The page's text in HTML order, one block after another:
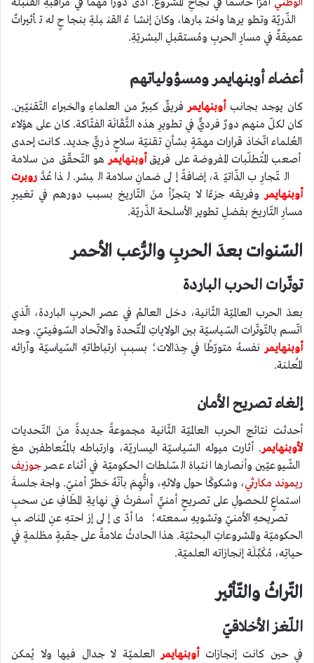
الذّريّة وتطويرها واختبارها، وكانَ إنشاءُ القنبلةِ بنجاحٍ له تأثيراتٌ
عميقةٌ في مسارِ الحربِ ومُستقبلِ البشريّةِ.
أعضاء أوبنهايمر ومسؤولياتهم
كان يوجد بجانب أوبنهايمر فريقٌ كبيرٌ من العلماءِ والخبراء التّقنيّين.
كان لكلّ منهم دورٌ فرديٌّ في تطويرِ هذه التَّقَانَة الفتّاكة. كان على هؤلاء
العُلماء اتّخاذ قرارات مهمّةٍ بشأنِ تقنيّة سلاحٍ ذريٍّ جديد. كانت إحدى
أصعب المُتطلّبات المفروضة على فريِق أوبنهايمر هو التّحقّق من سلامة
التّجارِب الذّاتيّة، إضافةً إلى ضمانِ سلامة البشر. لذا عُدَّ روبرت
أوبنهايمر وفريقه جزءًا لا يتجزّأ منَ التّاريخ بسبب دورهم في تغييرِ
مسارِ التّاريخ بفضلِ تطوير الأسلحة الذّريّة.
السّنوات بعدَ الحربِ والرُّعب الأحمر
توتّرات الحرب الباردة
بعدَ الحرب العالميّة الثّانية، دخل العالمُ في عصر الحربِ الباردة، الّذي
اتّسم بالتّوتّرات السّياسيّة بين الولاياتِ المُتّحدة والاتّحاد السّوفيتيّ. وجد
أوبنهايمر نفسهُ متورّطًا في جِدَالات؛ بسببِ ارتباطاتهِ السّياسيّة وآرائه
المُعلنة.
إلغاء تصريح الأمان
أحدثت نتائج الحرب العالميّة الثّانية مجموعةً جديدةً منَ التّحديات
لأوبنهايمر. أثارت ميوله السّياسيّة اليساريّة، وارتباطه بالمُتعاطفين معَ
الشّيوعيّين وأنصارها انتباهَ السّلطات الحكوميّة في أثناء عصرجوزيف
ريموند مكارثي، وشكوكًا حول ولائهِ، واتُّهِمَ بأنّهُ خطرٌ أمنيّ. واجهَ جلسةَ
استماعٍ للحصولِ على تصريحٍ أمنيٍّ أسفرتْ في نهايةِ المطَافِ عن سحبِ
تصريحهِ الأمنيّ وتشويهِ سمعته؛ ما أدّى إلى إزاحتهِ عنِ المناصبِ
الحكوميّة والمشروعاتِ البحثيّة. هذا الحادثُ علامةً على حِقبةٍ مظلمةٍ في
حياتِه، مُكَبِّلَة إنجازاته العلميّة.
التّراثُ والتّأثير
اللّغز الأخلاقيّ
في حين كانت إنجازات أوبنهايمر العلميّة لا جدال فيها ولا يُمكن